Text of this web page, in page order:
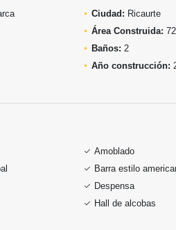
Ciudad: Ricaurte
Área Construida:
Baños: 2
Año construcción:
Amoblado
Barra estilo
Despensa
Hall de alcobas